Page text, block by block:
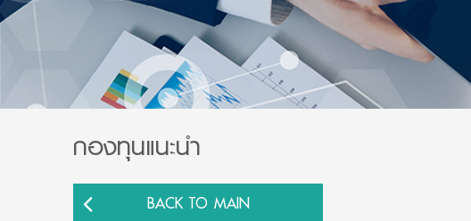
กองทุนแนะนำ
BACK TO MAIN